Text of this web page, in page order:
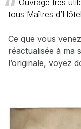
Ouvrage très
tous Maîtres
Ce que vous
réactualisée à ma
l’originale, voyez